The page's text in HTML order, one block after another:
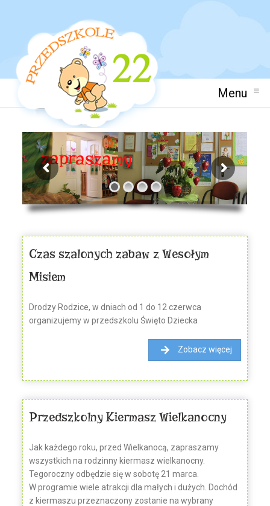
Menu
na zabawę
Czas szalonych zabaw z Wesołym
Misiem
Drodzy Rodzice, w dniach od 1 do 12 czerwca
organizujemy w przedszkolu Święto Dziecka
Zobacz więcej
Przedszkolny Kiermasz Wielkanocny
Jak każdego roku, przed Wielkanocą, zapraszamy
wszystkich na rodzinny kiermasz wielkanocny.
Tegoroczny odbędzie się w sobotę 21 marca.
W programie wiele atrakcji dla małych i dużych. Dochód
z kiermaszu przeznaczony zostanie na wybrany